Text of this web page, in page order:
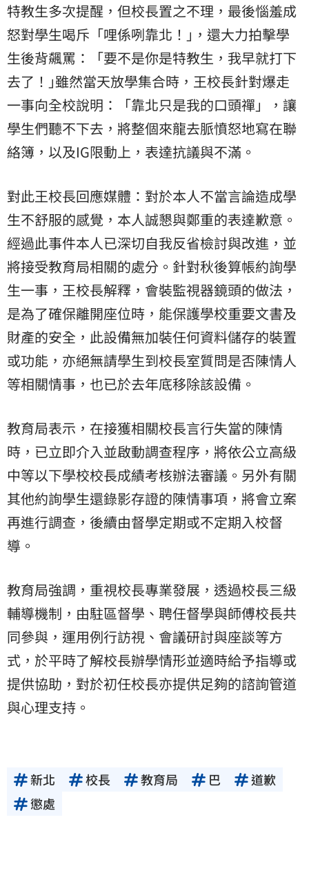
特教生多次提醒，但校長置之不理，最後惱羞成
怒對學生喝斥「哩係咧靠北！｣，還大力拍擊學
生後背飆罵：「要不是你是特教生，我早就打下
去了！｣雖然當天放學集合時，王校長針對爆走
一事向全校說明：「靠北只是我的口頭禪」，讓
學生們聽不下去，將整個來龍去脈憤怒地寫在聯
絡簿，以及IG限動上，表達抗議與不滿。
對此王校長回應媒體：對於本人不當言論造成學
生不舒服的感覺，本人誠懇與鄭重的表達歉意。
經過此事件本人已深切自我反省檢討與改進，並
將接受教育局相關的處分。針對秋後算帳約詢學
生一事，王校長解釋，會裝監視器鏡頭的做法，
是為了確保離開座位時，能保護學校重要文書及
財產的安全，此設備無加裝任何資料儲存的裝置
或功能，亦絕無請學生到校長室質問是否陳情人
等相關情事，也已於去年底移除該設備。
教育局表示，在接獲相關校長言行失當的陳情
時，已立即介入並啟動調查程序，將依公立高級
中等以下學校校長成績考核辦法審議。另外有關
其他約詢學生還錄影存證的陳情事項，將會立案
再進行調查，後續由督學定期或不定期入校督
導。
教育局強調，重視校長專業發展，透過校長三級
輔導機制，由駐區督學、聘任督學與師傅校長共
同參與，運用例行訪視、會議研討與座談等方
式，於平時了解校長辦學情形並適時給予指導或
提供協助，對於初任校長亦提供足夠的諮詢管道
與心理支持。
新北 校長 教育局 巴
道歉
懲處